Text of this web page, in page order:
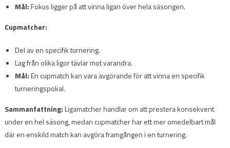
Mål:Fokus ligger på att vinna ligan över hela säsongen.
Cupmatcher:
Del av en specifik turnering.
Lag från olika ligor tävlar mot varandra.
Mål:En cupmatch kan vara avgörande för att vinna en specifik
turneringspokal.
Sammanfattning:Ligamatcher handlar om att prestera konsekvent
under en hel säsong, medan cupmatcher har ett mer omedelbart mål
där en enskild match kan avgöra framgången i en turnering.